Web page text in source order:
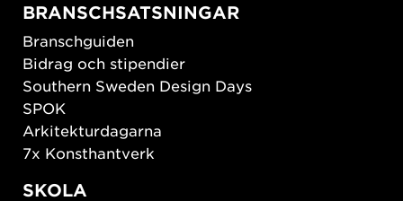
BRANSCHSATSNINGAR
Branschguiden
Bidrag och stipendier
Southern Sweden Design Days
SPOK
Arkitekturdagarna
7x Konsthantverk
SKOLA